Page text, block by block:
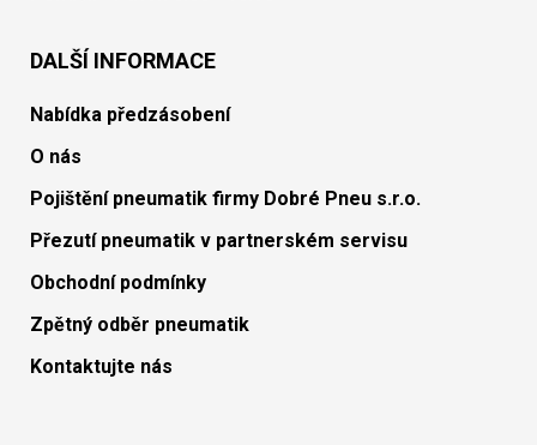
DALŠÍ INFORMACE
Nabídka předzásobení
O nás
Pojištění pneumatik firmy Dobré Pneu s.r.o.
Přezutí pneumatik v partnerském servisu
Obchodní podmínky
Zpětný odběr pneumatik
Kontaktujte nás